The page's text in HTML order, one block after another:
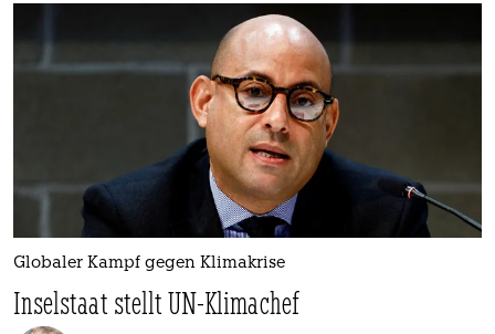
Globaler Kampf gegen Klimakrise
Inselstaat stellt UN-Klimachef